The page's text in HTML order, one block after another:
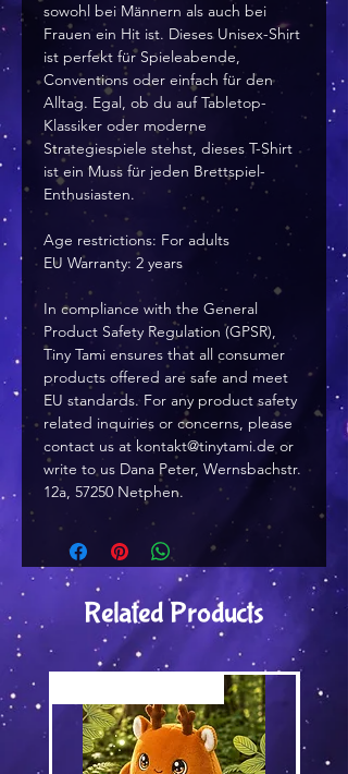
sowohl bei Männern als auch bei
Frauen ein Hit ist. Dieses Unisex-Shirt
ist perfekt für Spieleabende,
Conventions oder einfach für den
Alltag. Egal, ob du auf Tabletop-
Klassiker oder moderne
Strategiespiele stehst, dieses T-Shirt
ist ein Muss für jeden Brettspiel-
Enthusiasten.
Age restrictions: For adults
EU Warranty: 2 years
In compliance with the General
Product Safety Regulation (GPSR),
Tiny Tami ensures that all consumer
products offered are safe and meet
EU standards. For any product safety
related inquiries or concerns, please
contact us at kontakt@tinytami.de or
write to us Dana Peter, Wernsbachstr.
12a, 57250 Netphen.
Related Products